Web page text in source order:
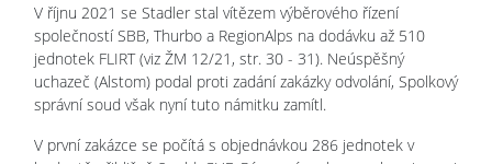
V říjnu 2021 se Stadler stal vítězem výběrového řízení
společností SBB, Thurbo a RegionAlps na dodávku až 510
jednotek FLIRT (viz ŽM 12/21, str. 30 - 31). Neúspěšný
uchazeč (Alstom) podal proti zadání zakázky odvolání, Spolkový
správní soud však nyní tuto námitku zamítl.
V první zakázce se počítá s objednávkou 286 jednotek v